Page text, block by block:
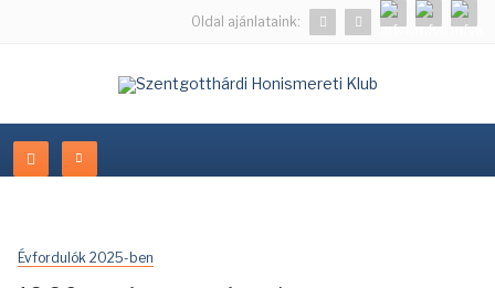
Oldal ajánlataink:
Évfordulók 2025-ben